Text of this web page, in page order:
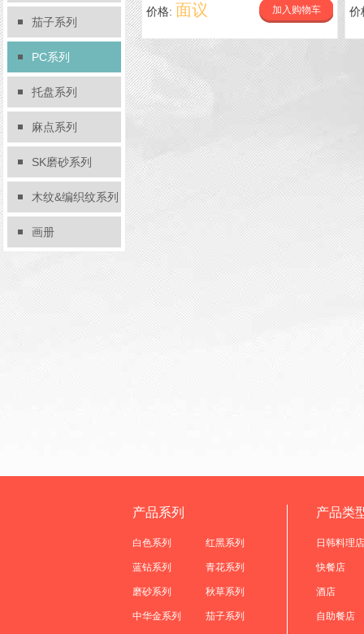
茄子系列
PC系列
托盘系列
麻点系列
SK磨砂系列
木纹&编织纹系列
画册
价格: 面议 加入购物车
产品系列
白色系列 红黑系列
蓝钻系列 青花系列
磨砂系列 秋草系列
中华金系列 茄子系列
产品类
日韩料理店
快餐店
酒店
自助餐店